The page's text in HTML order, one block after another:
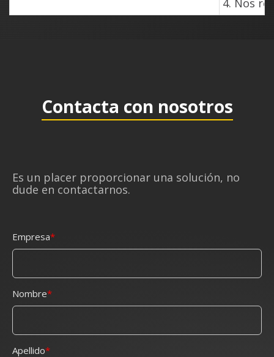
Contacta con nosotros
Es un placer proporcionar una solución, no
dude en contactarnos.
Empresa
Nombre
Apellido